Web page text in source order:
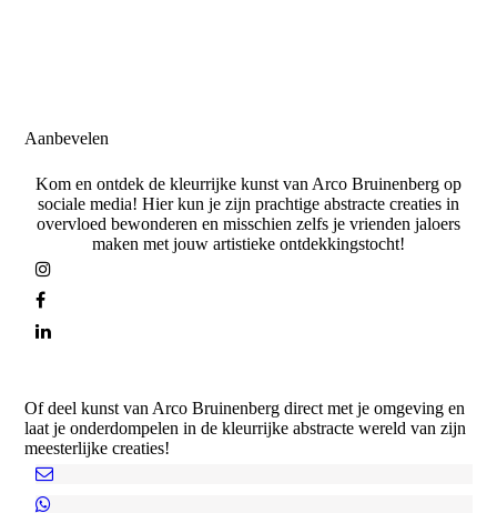
Aanbevelen
Kom en ontdek de kleurrijke kunst van Arco Bruinenberg op
sociale media! Hier kun je zijn prachtige abstracte creaties in
overvloed bewonderen en misschien zelfs je vrienden jaloers
maken met jouw artistieke ontdekkingstocht!
Of deel kunst van Arco Bruinenberg direct met je omgeving en
laat je onderdompelen in de kleurrijke abstracte wereld van zijn
meesterlijke creaties!